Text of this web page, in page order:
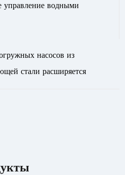
управление водными
насосов из
стали расширяется